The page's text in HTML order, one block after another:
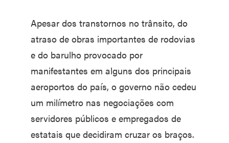
Apesar dos transtornos no trânsito, do
atraso de obras importantes de rodovias
e do barulho provocado por
manifestantes em alguns dos principais
aeroportos do país, o governo não cedeu
um milímetro nas negociações com
servidores públicos e empregados de
estatais que decidiram cruzar os braços.